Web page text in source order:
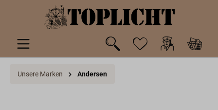
springen
Unsere Marken Andersen